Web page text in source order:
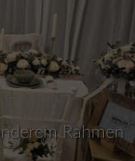
Rahmen